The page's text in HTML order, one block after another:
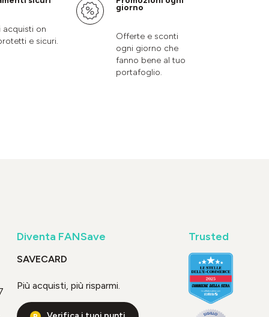
acquisti on
e sicuri.
giorno
Offerte e sconti
ogni giorno che
fanno bene al tuo
portafoglio.
Diventa FANSave
SAVECARD
Più acquisti, più risparmi.
Trusted